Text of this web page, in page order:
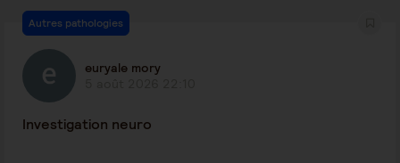
Autres pathologies
euryale mory
Investigation neuro